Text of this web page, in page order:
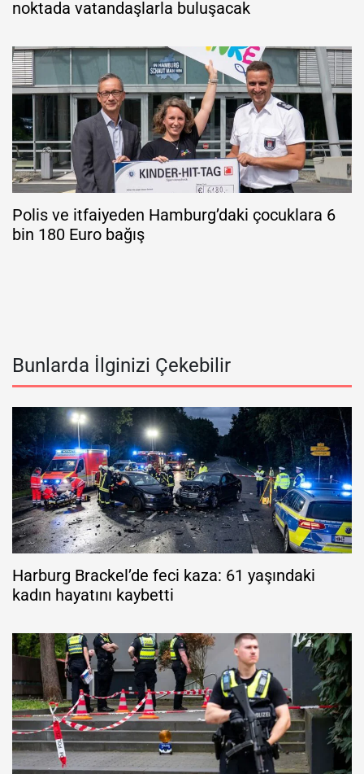
noktada vatandaşlarla buluşacak
Polis ve itfaiyeden Hamburg’daki çocuklara 6
bin 180 Euro bağış
Bunlarda İlginizi Çekebilir
Harburg Brackel’de feci kaza: 61 yaşındaki
kadın hayatını kaybetti